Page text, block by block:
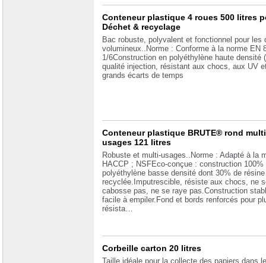
Conteneur plastique 4 roues 500 litres
Déchet & recyclage
Bac robuste, polyvalent et fonctionnel pour les
volumineux..Norme : Conforme à la norme EN
1/6Construction en polyéthylène haute densité
qualité injection, résistant aux chocs, aux UV
grands écarts de temps
Conteneur plastique BRUTE® rond
usages 121 litres
Robuste et multi-usages..Norme : Adapté à la
HACCP ; NSFEco-conçue : construction 100%
polyéthylène basse densité dont 30% de résine
recyclée.Imputrescible, résiste aux chocs, ne
cabosse pas, ne se raye pas.Construction
facile à empiler.Fond et bords renforcés pour
résista…
Corbeille carton 20 litres
Taille idéale pour la collecte des papiers dans